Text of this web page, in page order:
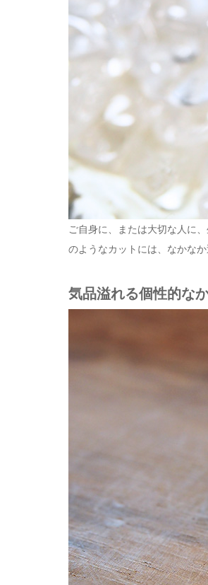
ご自身に、または大切な人に
のようなカットには、なかな
気品溢れる個性的な